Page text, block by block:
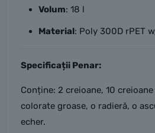
Volum: 18 l
Material: Poly 300D rPET
Specificații Penar:
Conține: 2 creioane, 10
colorate groase, o radieră, o
echer.